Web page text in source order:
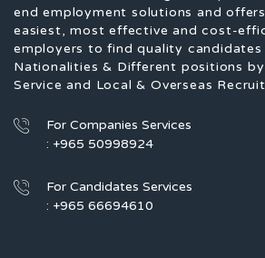
end employment solutions and
easiest, most effective and cost-
employers to find quality
Nationalities & Different positions
Service and Local & Overseas
For Companies Services
: +965 50998924
For Candidates Services
: +965 66694610